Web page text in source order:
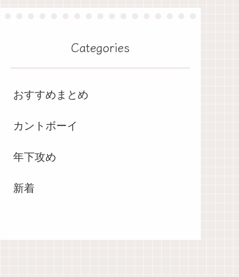
Categories
おすすめまとめ
カントボーイ
年下攻め
新着